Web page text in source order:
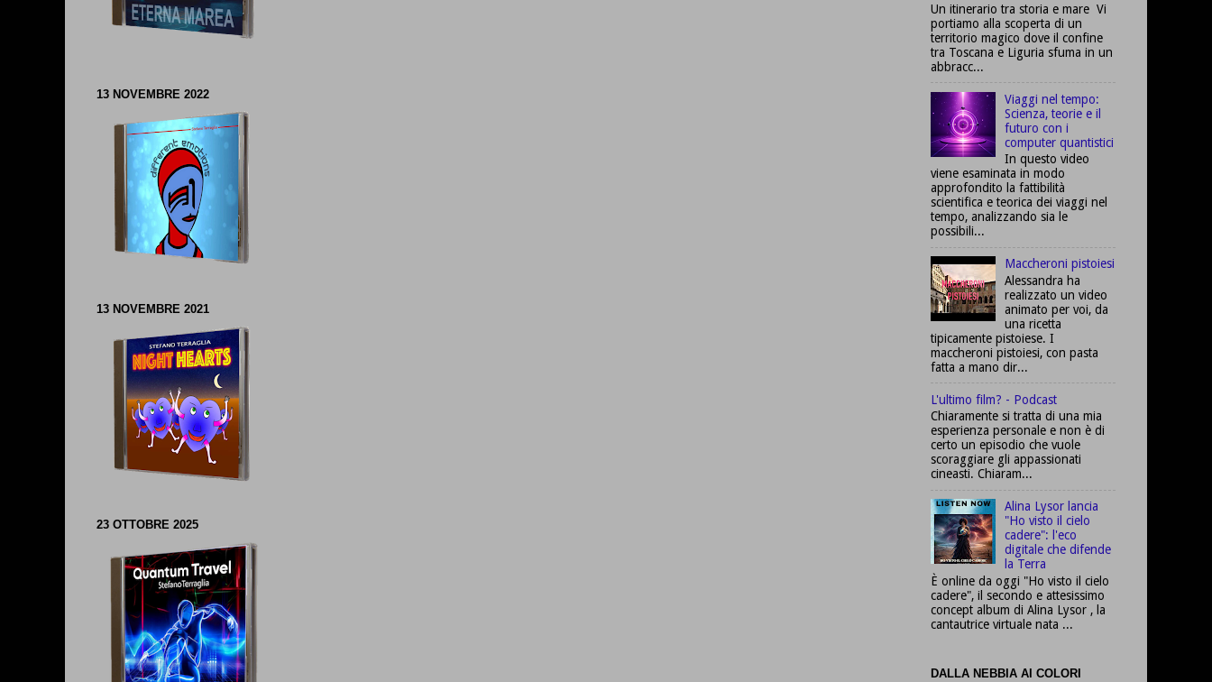
13 NOVEMBRE 2022
13 NOVEMBRE 2021
23 OTTOBRE 2025
Un itinerario tra storia e mare Vi
portiamo alla scoperta di un
territorio magico dove il confine
tra Toscana e Liguria sfuma in un
abbracc...
Viaggi nel tempo:
Scienza, teorie e il
futuro con i
computer quantistici
In questo video
viene esaminata in modo
approfondito la fattibilità
scientifica e teorica dei viaggi nel
tempo, analizzando sia le
possibili...
Maccheroni pistoiesi
Alessandra ha
realizzato un video
animato per voi, da
una ricetta
tipicamente pistoiese. I
maccheroni pistoiesi, con pasta
fatta a mano dir...
L'ultimo film? - Podcast
Chiaramente si tratta di una mia
esperienza personale e non è di
certo un episodio che vuole
scoraggiare gli appassionati
cineasti. Chiaram...
Alina Lysor lancia
"Ho visto il cielo
cadere": l'eco
digitale che difende
la Terra
È online da oggi "Ho visto il cielo
cadere", il secondo e attesissimo
concept album di Alina Lysor , la
cantautrice virtuale nata ...
DALLA NEBBIA AI COLORI